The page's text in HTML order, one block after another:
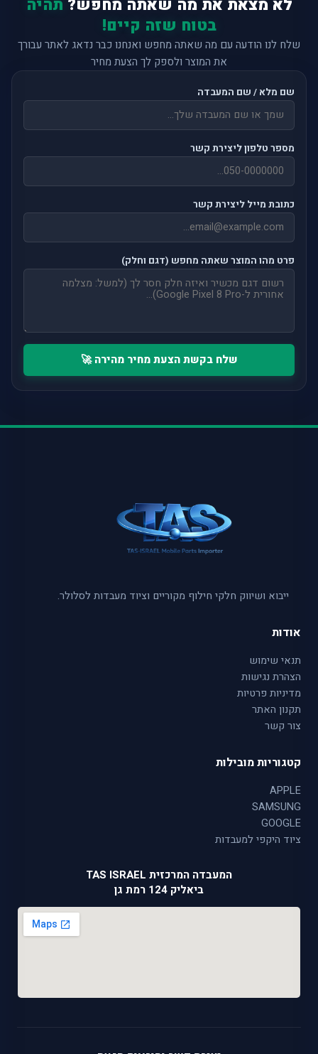
לא מצאת את מה שאתה מחפש? תהיה
בטוח שזה קיים!
שלח לנו הודעה עם מה שאתה מחפש ואנחנו כבר נדאג לאתר עבורך
את המוצר ולספק לך הצעת מחיר
שם מלא / שם המעבדה
מספר טלפון ליצירת קשר
כתובת מייל ליצירת קשר
פרט מהו המוצר שאתה מחפש (דגם וחלק)
שלח בקשת הצעת מחיר מהירה 🚀
ייבוא ושיווק חלקי חילוף מקוריים וציוד מעבדות לסלולר.
אודות
תנאי שימוש
הצהרת נגישות
מדיניות פרטיות
תקנון האתר
צור קשר
קטגוריות מובילות
APPLE
SAMSUNG
GOOGLE
ציוד היקפי למעבדות
המעבדה המרכזית TAS ISRAEL
ביאליק 124 רמת גן